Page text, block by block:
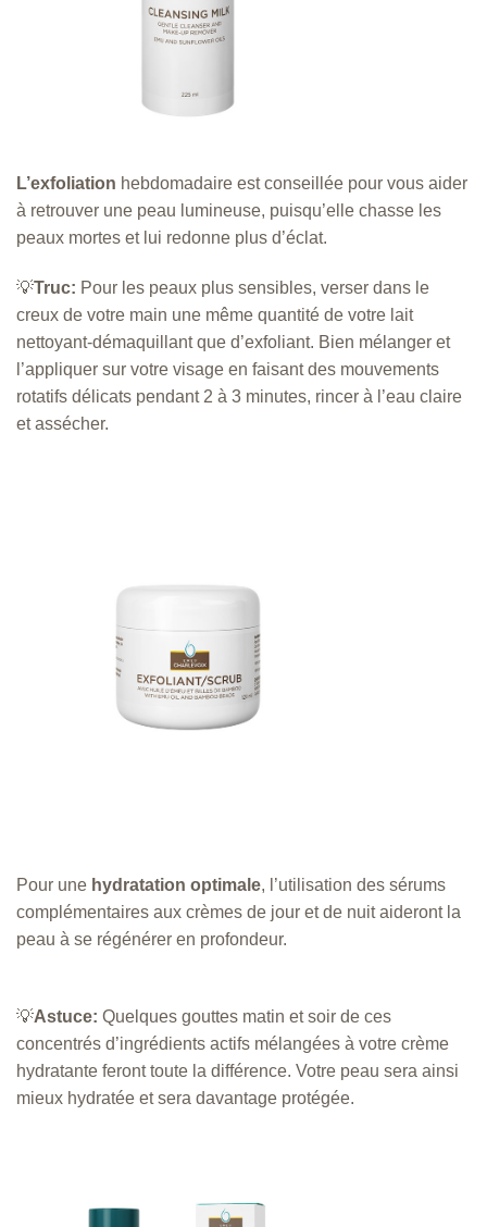
L’exfoliation hebdomadaire est conseillée pour vous aider
à retrouver une peau lumineuse, puisqu’elle chasse les
peaux mortes et lui redonne plus d’éclat.
💡Truc: Pour les peaux plus sensibles, verser dans le
creux de votre main une même quantité de votre lait
nettoyant-démaquillant que d’exfoliant. Bien mélanger et
l’appliquer sur votre visage en faisant des mouvements
rotatifs délicats pendant 2 à 3 minutes, rincer à l’eau claire
et assécher.
Pour une hydratation optimale, l’utilisation des sérums
complémentaires aux crèmes de jour et de nuit aideront la
peau à se régénérer en profondeur.
💡Astuce: Quelques gouttes matin et soir de ces
concentrés d’ingrédients actifs mélangées à votre crème
hydratante feront toute la différence. Votre peau sera ainsi
mieux hydratée et sera davantage protégée.